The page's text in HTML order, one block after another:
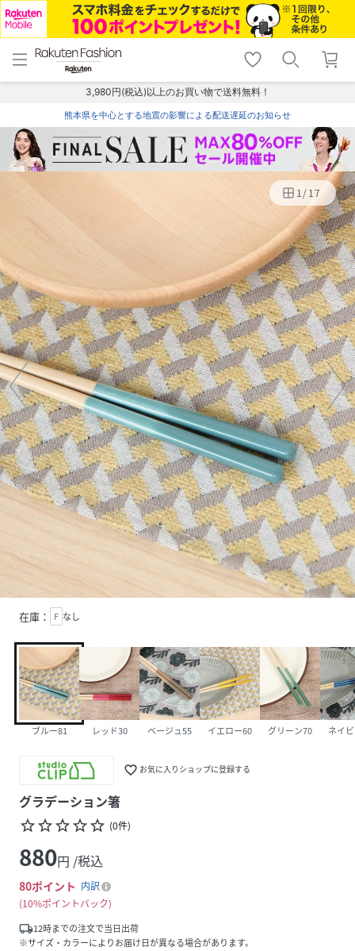
menu home
トップ
shopping_cart lock_outline
ログイン
3,980円(税込)以上のお買い物で送料無料！
熊本県を中心とする地震の影響による配送遅延のお知らせ
1/17
在庫： F なし
ブルー81 レッド30 ベージュ55 イエロー60 グリーン70 ネイ
favorite_border お気に入りショップに登録する
グラデーション箸
star_borderstar_borderstar_borderstar_borderstar_border (0件)
880円 /税込
80ポイント 内訳
10%ポイントバック
local_shipping12時までの注文で当日出荷
※サイズ・カラーによりお届け日が異なる場合があります。